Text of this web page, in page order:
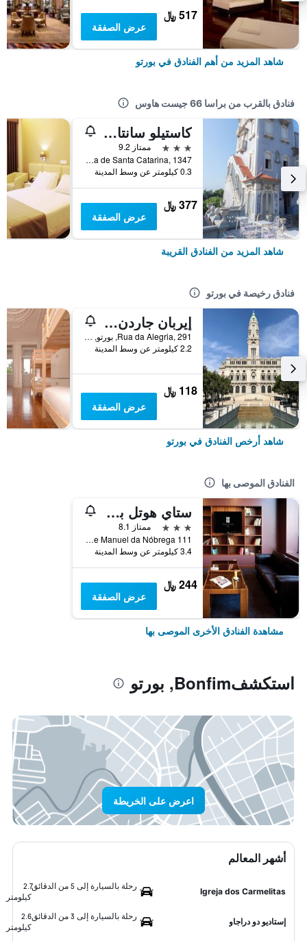
517 ﷼
عرض الصفقة
شاهد المزيد من أهم الفنادق في بورتو
فنادق بالقرب من براسا 66 جيست هاوس
كاستيلو سانتا كاترينا
3 نجوم
ممتاز 9.2
Rua de Santa Catarina, 1347, بورتو, محافظة بورتو, البرتغال
0.3 كيلومتر عن وسط المدينة
377 ﷼
عرض الصفقة
شاهد المزيد من الفنادق القريبة
فنادق رخيصة في بورتو
إيربان جاردن بورتو سنترال هوستل
Rua da Alegria, 291, بورتو, محافظة بورتو, البرتغال
2.2 كيلومتر عن وسط المدينة
118 ﷼
عرض الصفقة
شاهد أرخص الفنادق في بورتو
الفنادق الموصى بها
ستاي هوتل بورتو سنترو أنتاس
3 نجوم
ممتاز 8.1
Rua Padre Manuel da Nóbrega 111, بورتو, محافظة بورتو, البرتغال
3.4 كيلومتر عن وسط المدينة
244 ﷼
عرض الصفقة
مشاهدة الفنادق الأخرى الموصى بها
استكشفBonfim, بورتو
اعرض على الخريطة
أشهر المعالم
Igreja dos Carmelitas
رحلة بالسيارة إلى 5 من الدقائق
2.7
كيلومتر
إستاديو دو دراجاو
رحلة بالسيارة إلى 3 من الدقائق
2.6
كيلومتر